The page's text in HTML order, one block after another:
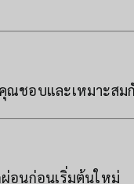
ณชอบและเหมาะส
อนก่อนเริ่มต้นใหม่